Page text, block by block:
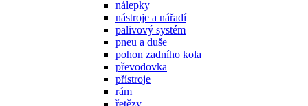
nálepky
nástroje a nářadí
palivový systém
pneu a duše
pohon zadního kola
převodovka
přístroje
rám
řetězy